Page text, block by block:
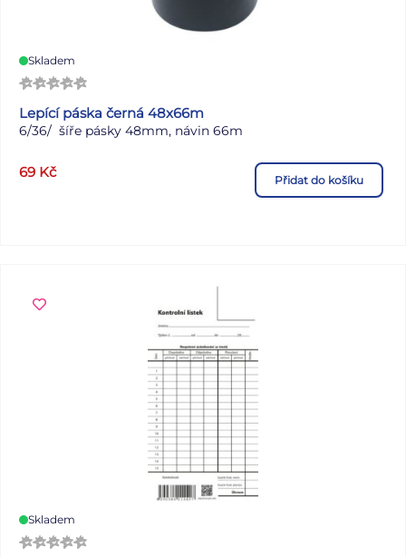
stran Rozměr: 9 x 17 cm Kalendárium: československé
týdenní Povrchy a zpracování obálky: matné lamino s
Skladem
Lepící páska černá 48x66m
6/36/ šíře pásky 48mm, návin 66m
69 Kč Přidat do košíku
Skladem